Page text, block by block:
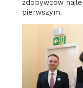
zdobywców
pierwszym.